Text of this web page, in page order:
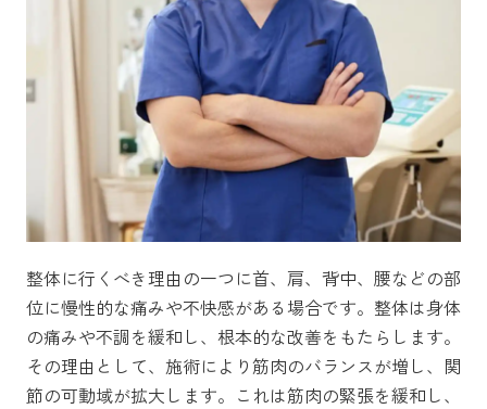
整体に行くべき理由の一つに首、肩、背中、腰などの部
位に慢性的な痛みや不快感がある場合です。整体は身体
の痛みや不調を緩和し、根本的な改善をもたらします。
その理由として、施術により筋肉のバランスが増し、関
節の可動域が拡大します。これは筋肉の緊張を緩和し、